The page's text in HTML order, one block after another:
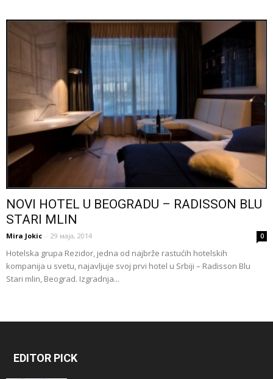
NOVI HOTEL U BEOGRADU – RADISSON BLU
STARI MLIN
Mira Jokic - 29 маја, 2014 0
Hotelska grupa Rezidor, jedna od najbrže rastućih hotelskih
kompanija u svetu, najavljuje svoj prvi hotel u Srbiji – Radisson Blu
Stari mlin, Beograd. Izgradnja...
EDITOR PICK